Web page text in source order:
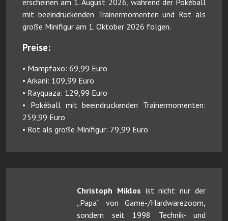
mit beeindruckenden Trainermomenten und Rot als
große Minifigur am 1. Oktober 2026 folgen.
Preise:
• Mampfaxo: 69,99 Euro
• Arkani: 109,99 Euro
• Rayquaza: 129,99 Euro
• Pokéball mit beeindruckenden Trainermomenten:
259,99 Euro
• Rot als große Minifigur: 79,99 Euro
Christoph Miklos ist nicht nur der
„Papa“ von Game-/Hardwarezoom,
sondern seit 1998 Technik- und